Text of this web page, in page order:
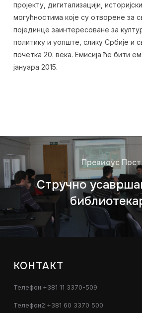
пројекту, дигитализацији,
могућностима које су отворене за
појединце заинтересоване за
политику и уопште, слику Србије и
почетка 20. века. Емисија ће бити
јануара 2015.
Превиоус Пост
Стручно
КОНТАКТ
Телефон:+381 11 3370-509
Телефон2:+381 60 3370 500